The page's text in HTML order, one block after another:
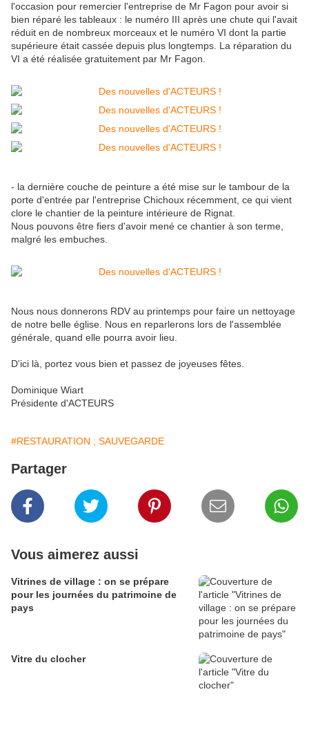
l'occasion pour remercier l'entreprise de Mr Fagon pour avoir si
bien réparé les tableaux : le numéro III après une chute qui l'avait
réduit en de nombreux morceaux et le numéro VI dont la partie
supérieure était cassée depuis plus longtemps. La réparation du
VI a été réalisée gratuitement par Mr Fagon.
- la dernière couche de peinture a été mise sur le tambour de la
porte d'entrée par l'entreprise Chichoux récemment, ce qui vient
clore le chantier de la peinture intérieure de Rignat.
Nous pouvons être fiers d'avoir mené ce chantier à son terme,
malgré les embuches.
Nous nous donnerons RDV au printemps pour faire un nettoyage
de notre belle église. Nous en reparlerons lors de l'assemblée
générale, quand elle pourra avoir lieu.
D'ici là, portez vous bien et passez de joyeuses fêtes.
Dominique Wiart
Présidente d'ACTEURS
#RESTAURATION ; SAUVEGARDE
Partager
Vous aimerez aussi
Vitrines de village : on se prépare
pour les journées du patrimoine de
pays
Vitre du clocher